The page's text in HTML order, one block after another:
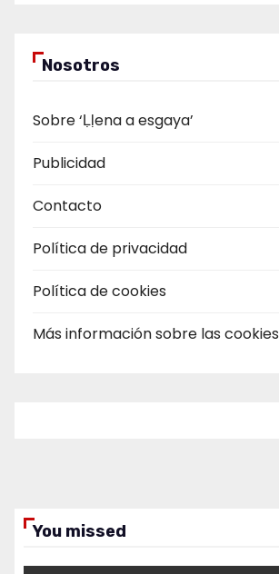
Nosotros
Sobre ‘Ḷḷena a esgaya’
Publicidad
Contacto
Política de privacidad
Política de cookies
Más información sobre las cookies
You missed